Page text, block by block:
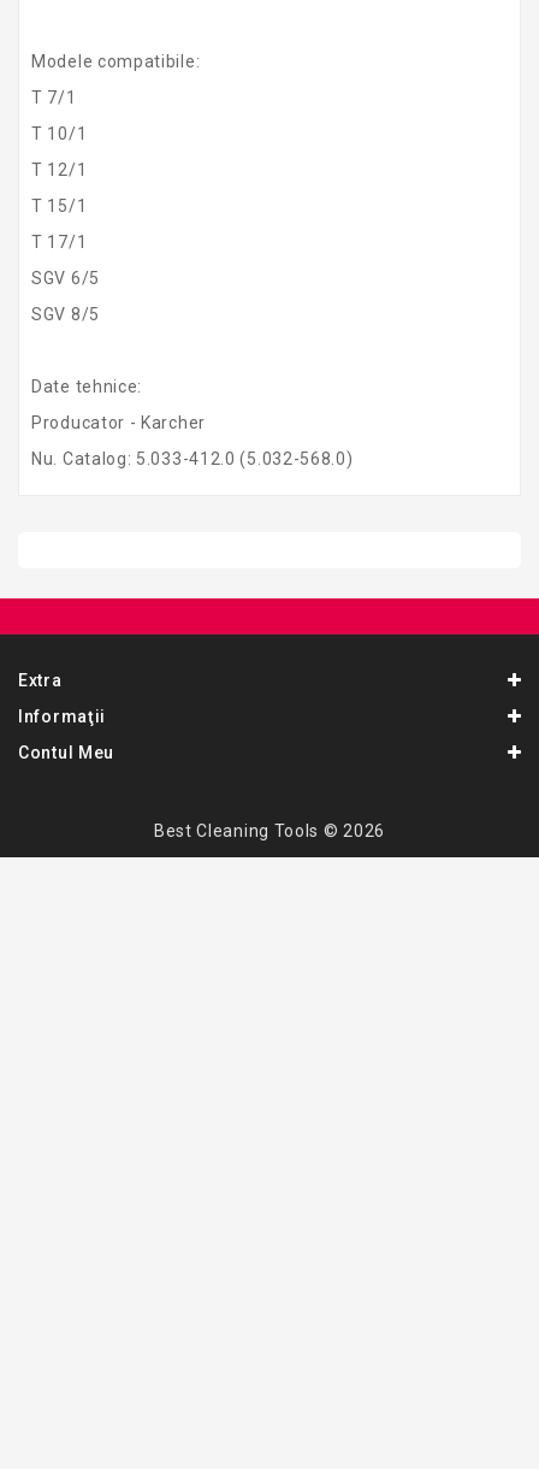
Modele compatibile:
T 7/1
T 10/1
T 12/1
T 15/1
T 17/1
SGV 6/5
SGV 8/5
Date tehnice:
Producator - Karcher
Nu. Catalog: 5.033-412.0 (5.032-568.0)
Extra
Informaţii
Contul Meu
Best Cleaning Tools © 2026